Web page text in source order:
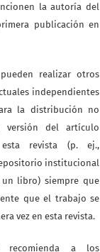
la autoría del
publicación en
realizar otros
independientes
la distribución no
versión del artículo
revista (p. ej.,
institucional
libro) siempre que
que el trabajo se
vez en esta revista.
recomienda a los